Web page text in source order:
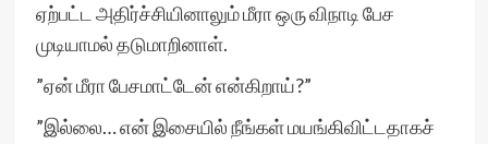
ஏற்பட்ட அதிர்ச்சியினாலும் மீரா ஒரு விநாடி பேச
முடியாமல் தடுமாறினாள்.
”ஏன் மீரா பேசமாட்டேன் என்கிறாய்?”
”இல்லை… என் இசையில் நீங்கள் மயங்கிவிட்டதாகச்